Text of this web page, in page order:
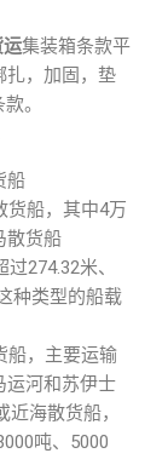
运集装箱条款平
扎，加固，垫
。
船
货船，其中4万
散货船
274.32米、
种类型的船载
船，主要运输
运河和苏伊士
海散货船，
吨、5000